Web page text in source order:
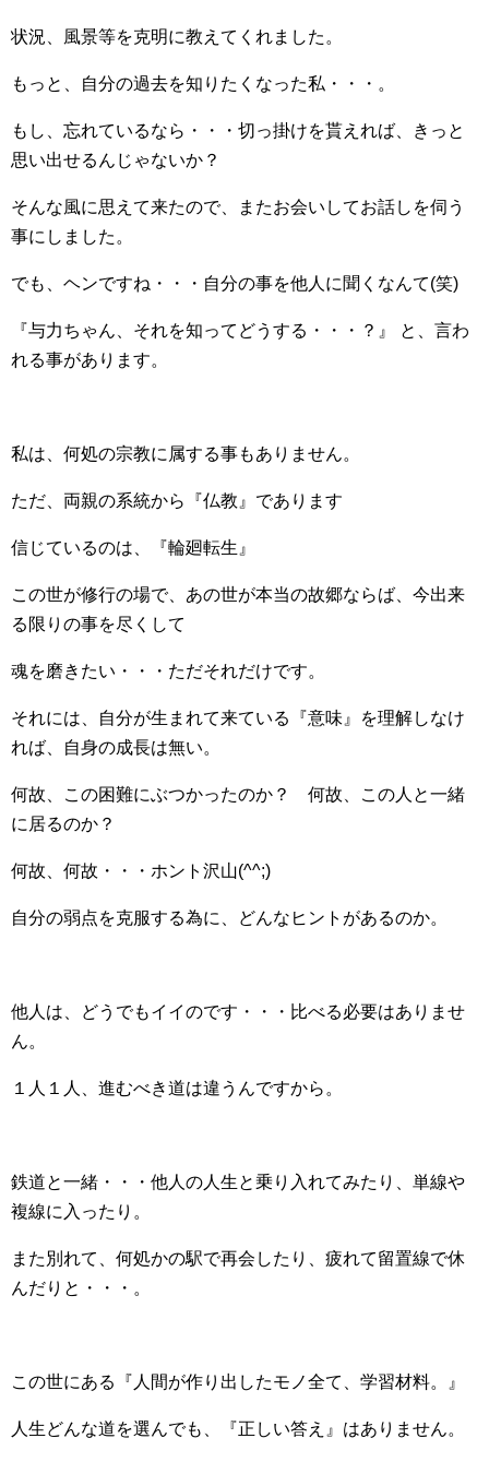
状況、風景等を克明に教えてくれました。
もっと、自分の過去を知りたくなった私・・・。
もし、忘れているなら・・・切っ掛けを貰えれば、きっと
思い出せるんじゃないか？
そんな風に思えて来たので、またお会いしてお話しを伺う
事にしました。
でも、ヘンですね・・・自分の事を他人に聞くなんて(笑)
『与力ちゃん、それを知ってどうする・・・？』 と、言わ
れる事があります。
私は、何処の宗教に属する事もありません。
ただ、両親の系統から『仏教』であります
信じているのは、『輪廻転生』
この世が修行の場で、あの世が本当の故郷ならば、今出来
る限りの事を尽くして
魂を磨きたい・・・ただそれだけです。
それには、自分が生まれて来ている『意味』を理解しなけ
れば、自身の成長は無い。
何故、この困難にぶつかったのか？ 何故、この人と一緒
に居るのか？
何故、何故・・・ホント沢山(^^;)
自分の弱点を克服する為に、どんなヒントがあるのか。
他人は、どうでもイイのです・・・比べる必要はありませ
ん。
１人１人、進むべき道は違うんですから。
鉄道と一緒・・・他人の人生と乗り入れてみたり、単線や
複線に入ったり。
また別れて、何処かの駅で再会したり、疲れて留置線で休
んだりと・・・。
この世にある『人間が作り出したモノ全て、学習材料。』
人生どんな道を選んでも、『正しい答え』はありません。